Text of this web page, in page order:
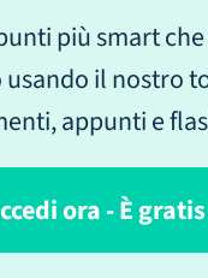
più smart
il nostro
appunti e
ora - È gratis